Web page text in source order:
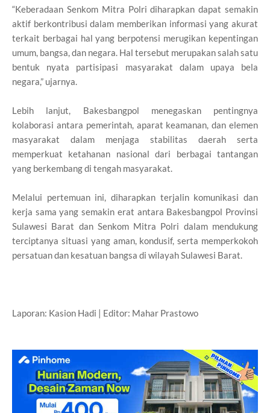
“Keberadaan Senkom Mitra Polri diharapkan dapat semakin
aktif berkontribusi dalam memberikan informasi yang akurat
terkait berbagai hal yang berpotensi merugikan kepentingan
umum, bangsa, dan negara. Hal tersebut merupakan salah satu
bentuk nyata partisipasi masyarakat dalam upaya bela
negara,” ujarnya.
Lebih lanjut, Bakesbangpol menegaskan pentingnya
kolaborasi antara pemerintah, aparat keamanan, dan elemen
masyarakat dalam menjaga stabilitas daerah serta
memperkuat ketahanan nasional dari berbagai tantangan
yang berkembang di tengah masyarakat.
Melalui pertemuan ini, diharapkan terjalin komunikasi dan
kerja sama yang semakin erat antara Bakesbangpol Provinsi
Sulawesi Barat dan Senkom Mitra Polri dalam mendukung
terciptanya situasi yang aman, kondusif, serta memperkokoh
persatuan dan kesatuan bangsa di wilayah Sulawesi Barat.
Laporan: Kasion Hadi | Editor: Mahar Prastowo